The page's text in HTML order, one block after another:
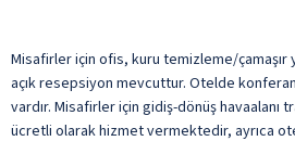
Misafirler için ofis, kuru temizleme/çamaşır
açık resepsiyon mevcuttur. Otelde
vardır. Misafirler için gidiş-dönüş
ücretli olarak hizmet vermektedir, ayrıca